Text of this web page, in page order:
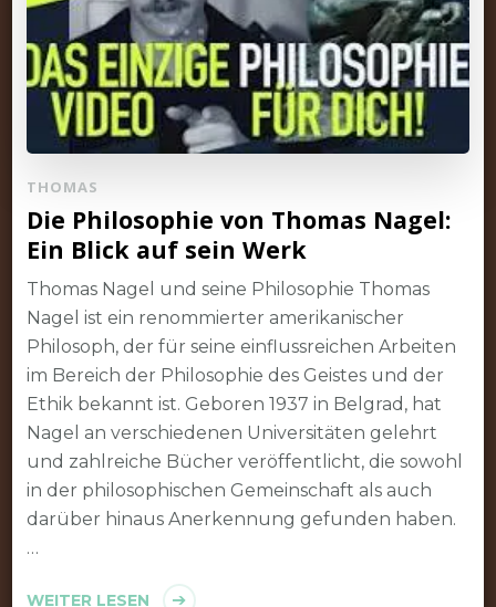
THOMAS
Die Philosophie von Thomas Nagel:
Ein Blick auf sein Werk
Thomas Nagel und seine Philosophie Thomas
Nagel ist ein renommierter amerikanischer
Philosoph, der für seine einflussreichen Arbeiten
im Bereich der Philosophie des Geistes und der
Ethik bekannt ist. Geboren 1937 in Belgrad, hat
Nagel an verschiedenen Universitäten gelehrt
und zahlreiche Bücher veröffentlicht, die sowohl
in der philosophischen Gemeinschaft als auch
darüber hinaus Anerkennung gefunden haben.
…
WEITER LESEN